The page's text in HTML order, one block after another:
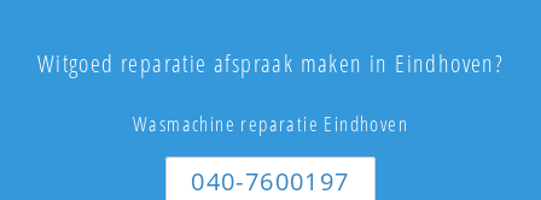
Witgoed reparatie afspraak maken in Eindhoven?
Wasmachine reparatie Eindhoven
040-7600197